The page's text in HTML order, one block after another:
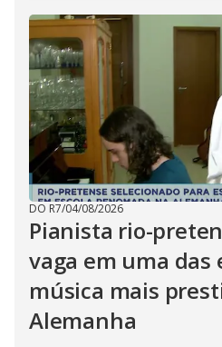
DO R7/04/08/2026
Pianista rio-
vaga em uma das
música mais
Alemanha